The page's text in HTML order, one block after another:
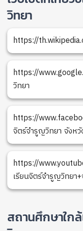
วิทยา
https://
https://
วิทยา
https://
จิตร์จำรูญวิทยา จังห
https://
เรียนจิตร์จำรูญวิทยา
สถานศึกษาใก